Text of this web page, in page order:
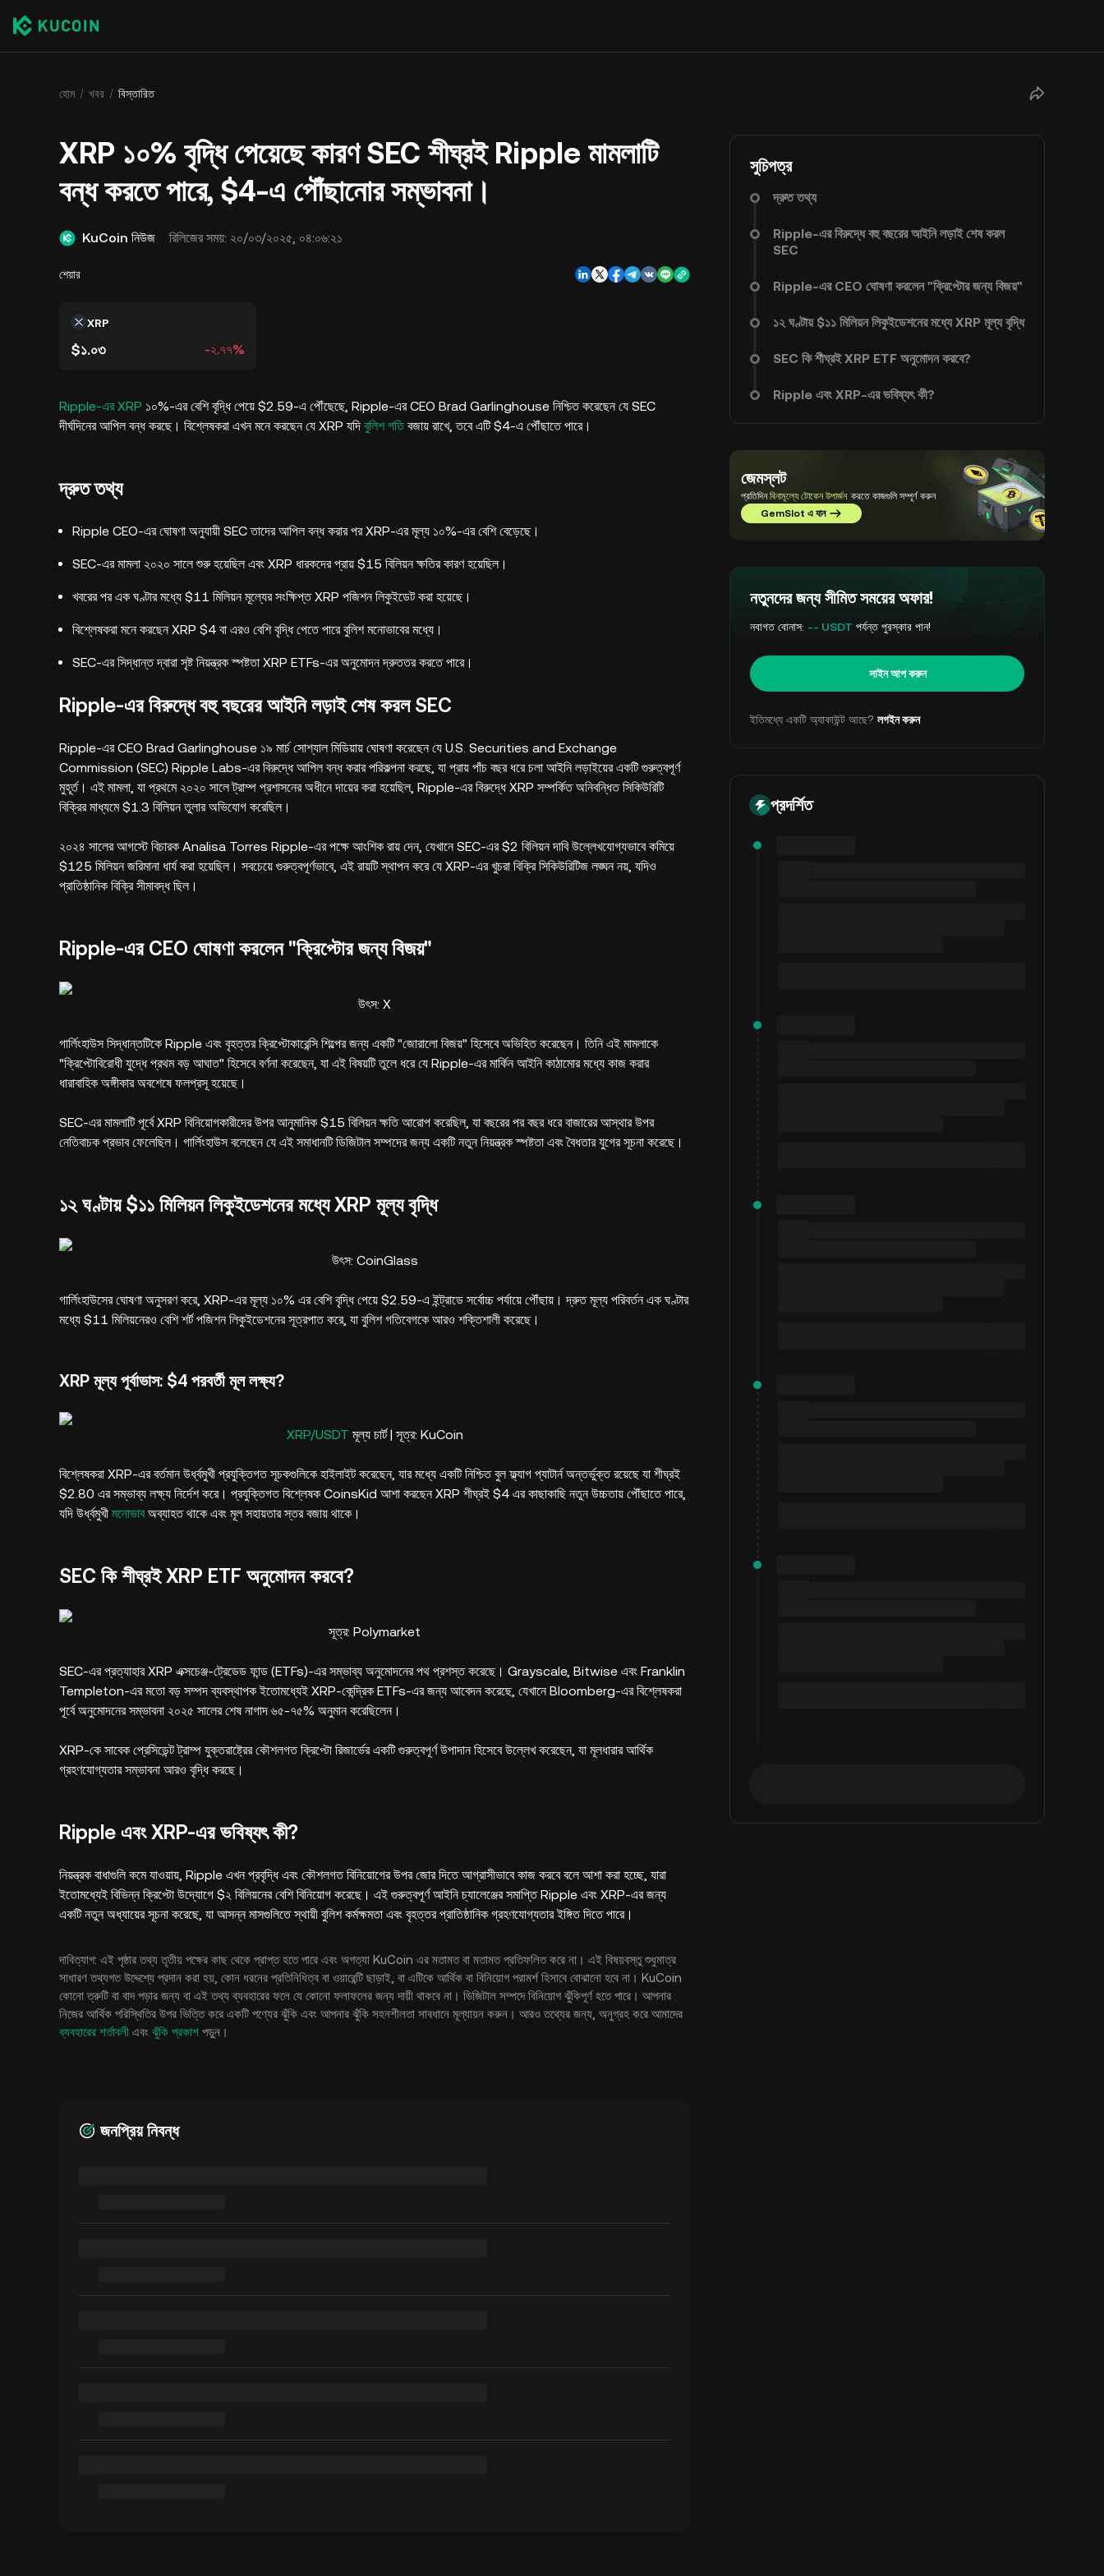
হোম খবর বিস্তারিত
XRP ১০% বৃদ্ধি পেয়েছে কারণ SEC শীঘ্রই Ripple মামলাটি
বন্ধ করতে পারে, $4-এ পৌঁছানোর সম্ভাবনা।
KuCoin নিউজ রিলিজের সময়: ২০/০৩/২০২৫, ০৪:০৬:২১
শেয়ার
XRP
$১.০৩ -২.৭৭%
Ripple-এর XRP ১০%-এর বেশি বৃদ্ধি পেয়ে $2.59-এ পৌঁছেছে, Ripple-এর CEO Brad Garlinghouse নিশ্চিত করেছেন যে SEC
দীর্ঘদিনের আপিল বন্ধ করছে। বিশ্লেষকরা এখন মনে করছেন যে XRP যদি বুলিশ গতিবজায় রাখে, তবে এটি $4-এ পৌঁছাতে পারে।
দ্রুত তথ্য
Ripple CEO-এর ঘোষণা অনুযায়ী SEC তাদের আপিল বন্ধ করার পর XRP-এর মূল্য ১০%-এর বেশি বেড়েছে।
SEC-এর মামলা ২০২০ সালে শুরু হয়েছিল এবং XRP ধারকদের প্রায় $15 বিলিয়ন ক্ষতির কারণ হয়েছিল।
খবরের পর এক ঘণ্টার মধ্যে $11 মিলিয়ন মূল্যের সংক্ষিপ্ত XRP পজিশন লিকুইডেট করা হয়েছে।
বিশ্লেষকরা মনে করছেন XRP $4 বা এরও বেশি বৃদ্ধি পেতে পারে বুলিশ মনোভাবের মধ্যে।
SEC-এর সিদ্ধান্ত দ্বারা সৃষ্ট নিয়ন্ত্রক স্পষ্টতা XRP ETFs-এর অনুমোদন দ্রুততর করতে পারে।
Ripple-এর বিরুদ্ধে বহু বছরের আইনি লড়াই শেষ করল SEC
Ripple-এর CEO Brad Garlinghouse ১৯ মার্চ সোশ্যাল মিডিয়ায় ঘোষণা করেছেন যে U.S. Securities and Exchange
Commission (SEC) Ripple Labs-এর বিরুদ্ধে আপিল বন্ধ করার পরিকল্পনা করছে, যা প্রায় পাঁচ বছর ধরে চলা আইনি লড়াইয়ের একটি গুরুত্বপূর্ণ
মুহূর্ত। এই মামলা, যা প্রথমে ২০২০ সালে ট্রাম্প প্রশাসনের অধীনে দায়ের করা হয়েছিল, Ripple-এর বিরুদ্ধে XRP সম্পর্কিত অনিবন্ধিত সিকিউরিটি
বিক্রির মাধ্যমে $1.3 বিলিয়ন তুলার অভিযোগ করেছিল।
২০২৪ সালের আগস্টে বিচারক Analisa Torres Ripple-এর পক্ষে আংশিক রায় দেন, যেখানে SEC-এর $2 বিলিয়ন দাবি উল্লেখযোগ্যভাবে কমিয়ে
$125 মিলিয়ন জরিমানা ধার্য করা হয়েছিল। সবচেয়ে গুরুত্বপূর্ণভাবে, এই রায়টি স্থাপন করে যে XRP-এর খুচরা বিক্রি সিকিউরিটিজ লঙ্ঘন নয়, যদিও
প্রাতিষ্ঠানিক বিক্রি সীমাবদ্ধ ছিল।
Ripple-এর CEO ঘোষণা করলেন "ক্রিপ্টোর জন্য বিজয়"
উৎস: X
গার্লিংহাউস সিদ্ধান্তটিকে Ripple এবং বৃহত্তর ক্রিপ্টোকারেন্সি শিল্পের জন্য একটি "জোরালো বিজয়" হিসেবে অভিহিত করেছেন। তিনি এই মামলাকে
"ক্রিপ্টোবিরোধী যুদ্ধে প্রথম বড় আঘাত" হিসেবে বর্ণনা করেছেন, যা এই বিষয়টি তুলে ধরে যে Ripple-এর মার্কিন আইনি কাঠামোর মধ্যে কাজ করার
ধারাবাহিক অঙ্গীকার অবশেষে ফলপ্রসূ হয়েছে।
SEC-এর মামলাটি পূর্বে XRP বিনিয়োগকারীদের উপর আনুমানিক $15 বিলিয়ন ক্ষতি আরোপ করেছিল, যা বছরের পর বছর ধরে বাজারের আস্থার উপর
নেতিবাচক প্রভাব ফেলেছিল। গার্লিংহাউস বলেছেন যে এই সমাধানটি ডিজিটাল সম্পদের জন্য একটি নতুন নিয়ন্ত্রক স্পষ্টতা এবং বৈধতার যুগের সূচনা করেছে।
১২ ঘণ্টায় $১১ মিলিয়ন লিকুইডেশনের মধ্যে XRP মূল্য বৃদ্ধি
উৎস: CoinGlass
গার্লিংহাউসের ঘোষণা অনুসরণ করে, XRP-এর মূল্য ১০% এর বেশি বৃদ্ধি পেয়ে $2.59-এ ইন্ট্রাডে সর্বোচ্চ পর্যায়ে পৌঁছায়। দ্রুত মূল্য পরিবর্তন এক ঘণ্টার
মধ্যে $11 মিলিয়নেরও বেশি শর্ট পজিশন লিকুইডেশনের সূত্রপাত করে, যা বুলিশ গতিবেগকে আরও শক্তিশালী করেছে।
XRP মূল্য পূর্বাভাস: $4 পরবর্তী মূল লক্ষ্য?
XRP/USDT মূল্য চার্ট | সূত্র: KuCoin
বিশ্লেষকরা XRP-এর বর্তমান উর্ধ্বমুখী প্রযুক্তিগত সূচকগুলিকে হাইলাইট করেছেন, যার মধ্যে একটি নিশ্চিত বুল ফ্ল্যাগ প্যাটার্ন অন্তর্ভুক্ত রয়েছে যা শীঘ্রই
$2.80 এর সম্ভাব্য লক্ষ্য নির্দেশ করে। প্রযুক্তিগত বিশ্লেষক CoinsKid আশা করছেন XRP শীঘ্রই $4 এর কাছাকাছি নতুন উচ্চতায় পৌঁছাতে পারে,
যদি উর্ধ্বমুখী মনোভাবঅব্যাহত থাকে এবং মূল সহায়তার স্তর বজায় থাকে।
SEC কি শীঘ্রই XRP ETF অনুমোদন করবে?
সূত্র: Polymarket
SEC-এর প্রত্যাহার XRP এক্সচেঞ্জ-ট্রেডেড ফান্ড (ETFs)-এর সম্ভাব্য অনুমোদনের পথ প্রশস্ত করেছে। Grayscale, Bitwise এবং Franklin
Templeton-এর মতো বড় সম্পদ ব্যবস্থাপক ইতোমধ্যেই XRP-কেন্দ্রিক ETFs-এর জন্য আবেদন করেছে, যেখানে Bloomberg-এর বিশ্লেষকরা
পূর্বে অনুমোদনের সম্ভাবনা ২০২৫ সালের শেষ নাগাদ ৬৫-৭৫% অনুমান করেছিলেন।
XRP-কে সাবেক প্রেসিডেন্ট ট্রাম্প যুক্তরাষ্ট্রের কৌশলগত ক্রিপ্টো রিজার্ভের একটি গুরুত্বপূর্ণ উপাদান হিসেবে উল্লেখ করেছেন, যা মূলধারার আর্থিক
গ্রহণযোগ্যতার সম্ভাবনা আরও বৃদ্ধি করছে।
Ripple এবং XRP-এর ভবিষ্যৎ কী?
নিয়ন্ত্রক বাধাগুলি কমে যাওয়ায়, Ripple এখন প্রবৃদ্ধি এবং কৌশলগত বিনিয়োগের উপর জোর দিতে আগ্রাসীভাবে কাজ করবে বলে আশা করা হচ্ছে, যারা
ইতোমধ্যেই বিভিন্ন ক্রিপ্টো উদ্যোগে $২ বিলিয়নের বেশি বিনিয়োগ করেছে। এই গুরুত্বপূর্ণ আইনি চ্যালেঞ্জের সমাপ্তি Ripple এবং XRP-এর জন্য
একটি নতুন অধ্যায়ের সূচনা করেছে, যা আসন্ন মাসগুলিতে স্থায়ী বুলিশ কর্মক্ষমতা এবং বৃহত্তর প্রাতিষ্ঠানিক গ্রহণযোগ্যতার ইঙ্গিত দিতে পারে।
দাবিত্যাগ: এই পৃষ্ঠার তথ্য তৃতীয় পক্ষের কাছ থেকে প্রাপ্ত হতে পারে এবং অগত্যা KuCoin এর মতামত বা মতামত প্রতিফলিত করে না। এই বিষয়বস্তু শুধুমাত্র
সাধারণ তথ্যগত উদ্দেশ্যে প্রদান করা হয়, কোন ধরনের প্রতিনিধিত্ব বা ওয়ারেন্টি ছাড়াই, বা এটিকে আর্থিক বা বিনিয়োগ পরামর্শ হিসাবে বোঝানো হবে না। KuCoin
কোনো ত্রুটি বা বাদ পড়ার জন্য বা এই তথ্য ব্যবহারের ফলে যে কোনো ফলাফলের জন্য দায়ী থাকবে না। ডিজিটাল সম্পদে বিনিয়োগ ঝুঁকিপূর্ণ হতে পারে। আপনার
নিজের আর্থিক পরিস্থিতির উপর ভিত্তি করে একটি পণ্যের ঝুঁকি এবং আপনার ঝুঁকি সহনশীলতা সাবধানে মূল্যায়ন করুন। আরও তথ্যের জন্য, অনুগ্রহ করে আমাদের
ব্যবহারের শর্তাবলী এবং ঝুঁকি প্রকাশ পড়ুন।
জনপ্রিয় নিবন্ধ
সুচিপত্র
দ্রুত তথ্য
Ripple-এর বিরুদ্ধে বহু বছরের আইনি লড়াই শেষ করল
SEC
Ripple-এর CEO ঘোষণা করলেন "ক্রিপ্টোর জন্য বিজয়"
১২ ঘণ্টায় $১১ মিলিয়ন লিকুইডেশনের মধ্যে XRP মূল্য বৃদ্ধি
SEC কি শীঘ্রই XRP ETF অনুমোদন করবে?
Ripple এবং XRP-এর ভবিষ্যৎ কী?
জেমস্লট
প্রতিদিনবিনামূল্যে টোকেন উপার্জন করতে কাজগুলি সম্পূর্ণ করুন
GemSlot এ যান
নতুনদের জন্য সীমিত সময়ের অফার!
নবাগত বোনাস: -- USDT পর্যন্ত পুরস্কার পান!
সাইন আপ করুন
ইতিমধ্যে একটি অ্যাকাউন্ট আছে? লগইন করুন
প্রদর্শিত